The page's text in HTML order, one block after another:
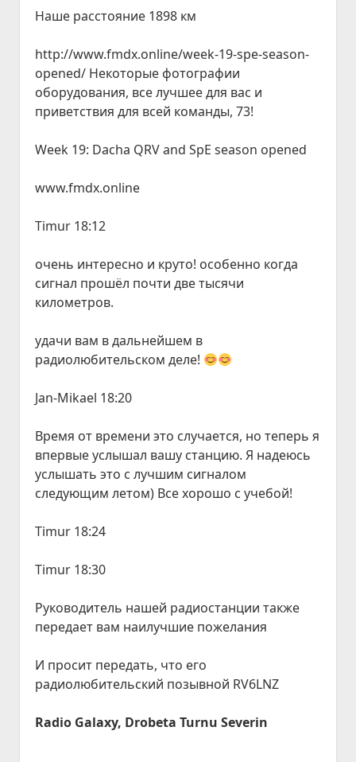
Наше расстояние 1898 км
http://www.fmdx.online/week-19-spe-season-
opened/ Некоторые фотографии
оборудования, все лучшее для вас и
приветствия для всей команды, 73!
Week 19: Dacha QRV and SpE season opened
www.fmdx.online
Timur 18:12
очень интересно и круто! особенно когда
сигнал прошёл почти две тысячи
километров.
удачи вам в дальнейшем в
радиолюбительском деле!
Jan-Mikael 18:20
Время от времени это случается, но теперь я
впервые услышал вашу станцию. Я надеюсь
услышать это с лучшим сигналом
следующим летом) Все хорошо с учебой!
Timur 18:24
Timur 18:30
Руководитель нашей радиостанции также
передает вам наилучшие пожелания
И просит передать, что его
радиолюбительский позывной RV6LNZ
Radio Galaxy, Drobeta Turnu Severin